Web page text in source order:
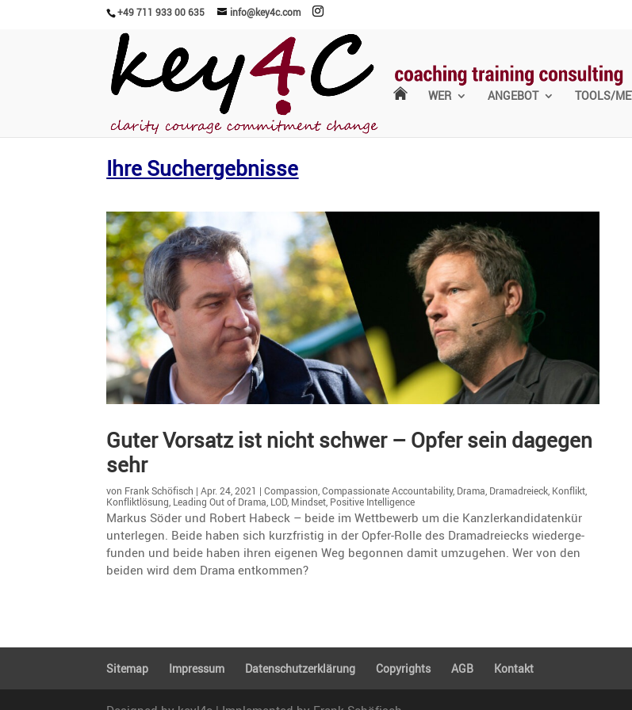
+49 711 933 00 635 info@key4c.com
WER ANGEBOT TOOLS/
Ihre Suchergebnisse
Guter Vorsatz ist nicht schwer – Opfer sein dagegen
sehr
von Frank Schöfisch |Apr. 24, 2021 |Compassion,Compassionate Accountability, Drama, Dramadreieck, Konflikt,
Konfliktlösung, Leading Out of Drama, LOD, Mindset, Positive Intelligence
Markus Söder und Robert Habeck – beide im Wettbe­werb um die Kanzler­kan­di­da­tenkür
unter­legen. Beide haben sich kurzfristig in der Opfer-Rolle des Drama­drei­ecks wieder­ge­
funden und beide haben ihren eigenen Weg begonnen damit umzugehen. Wer von den
beiden wird dem Drama entkommen?
Sitemap Impressum Daten­schutz­er­klä­rung Copyrights AGB Kontakt